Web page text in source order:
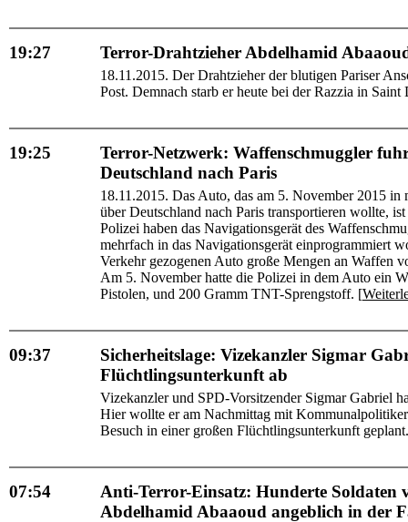
19:27 Terror-Drahtzieher Abdelhamid
18.11.2015. Der Drahtzieher der blutigen Pariser
Post. Demnach starb er heute bei der Razzia in Saint
19:25
Terror-Netzwerk: Waffenschmuggler
Deutschland nach Paris
18.11.2015. Das Auto, das am 5. November 2015
über Deutschland nach Paris transportieren wollte,
Polizei haben das Navigationsgerät des
mehrfach in das Navigationsgerät einprogrammiert
Verkehr gezogenen Auto große Mengen an Waffen
Am 5. November hatte die Polizei in dem Auto ein
Pistolen, und 200 Gramm TNT-Sprengstoff. [
09:37
Sicherheitslage: Vizekanzler Sigmar
Flüchtlingsunterkunft ab
Vizekanzler und SPD-Vorsitzender Sigmar Gabriel
Hier wollte er am Nachmittag mit
Besuch in einer großen Flüchtlingsunterkunft
07:54
Anti-Terror-Einsatz: Hunderte Soldaten
Abdelhamid Abaaoud angeblich in der